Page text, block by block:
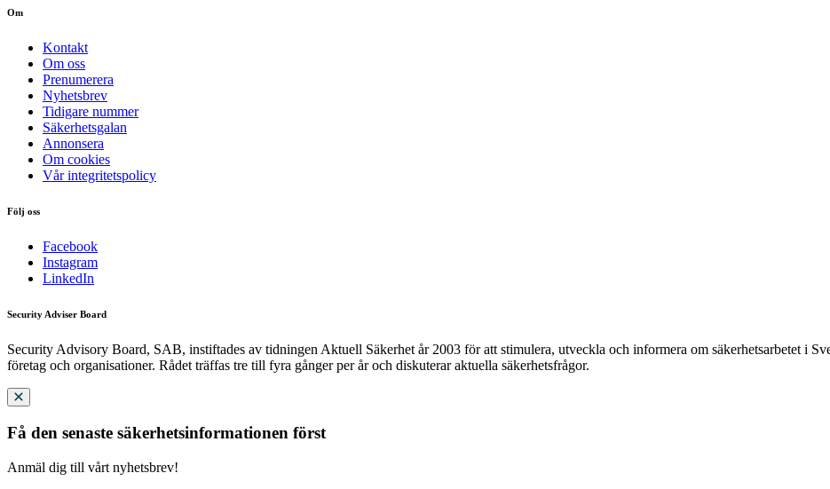
Om
Kontakt
Om oss
Prenumerera
Nyhetsbrev
Tidigare nummer
Säkerhetsgalan
Annonsera
Om cookies
Vår integritetspolicy
Följ oss
Facebook
Instagram
LinkedIn
Security Adviser Board
Security Advisory Board, SAB, instiftades av tidningen Aktuell Säkerhet år 2003 för att stimulera, utveckla och informera om säkerhetsarbetet i
företag och organisationer. Rådet träffas tre till fyra gånger per år och diskuterar aktuella säkerhetsfrågor.
Få den senaste säkerhetsinformationen först
Anmäl dig till vårt nyhetsbrev!